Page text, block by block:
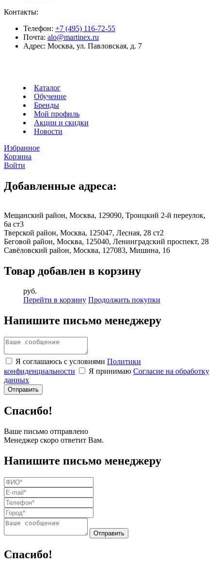
Контакты:
Телефон: +7 (495) 116-72-55
Почта: alo@martinex.ru
Адрес: Москва, ул. Павловская, д. 7
Каталог
Обучение
Бренды
Мой профиль
Акции и скидки
Новости
Избранное
Корзина
Войти
Добавленные адреса:
Мещанский район, Москва, 129090, Троицкий 2-й переулок,
6а ст3
Тверской район, Москва, 125047, Лесная, 28 ст2
Беговой район, Москва, 125040, Ленинградский проспект, 28
Савёловский район, Москва, 127083, Мишина, 16
Товар добавлен в корзину
руб.
Перейти в корзину Продолжить покупки
Напишите письмо менеджеру
Я соглашаюсь с условиями Политики
конфиденциальности
Я принимаю Согласие на обработку
данных
Спасибо!
Ваше письмо отправлено
Менеджер скоро ответит Вам.
Напишите письмо менеджеру
Спасибо!